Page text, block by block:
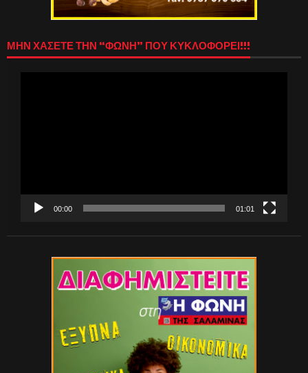
ΜΗΝ ΧΑΣΕΤΕ ΤΗΝ “ΦΩΝΗ” ΠΟΥ ΚΥΚΛΟΦΟΡΕΙ!!!
00:00 01:01